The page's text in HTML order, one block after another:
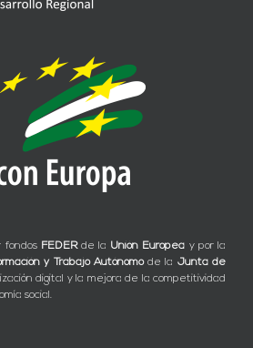
fondos FEDERde la Unión Europea y por la
y Trabajo Autónomode la Junta de
digital y la mejora de la competitividad
social.